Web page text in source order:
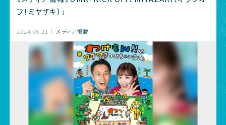
フ！ミヤザキ）」
2024.06.21 メディア掲載